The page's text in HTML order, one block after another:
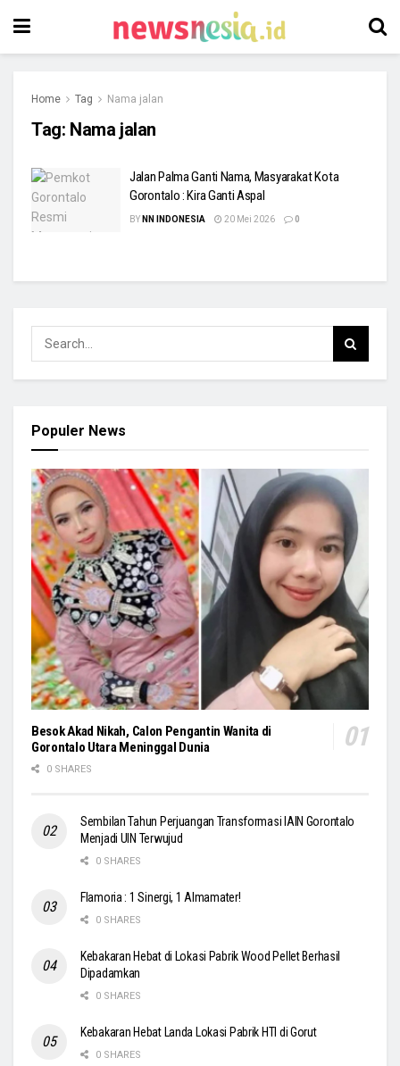
Home Tag Nama jalan
Tag: Nama jalan
Jalan Palma Ganti Nama, Masyarakat Kota
Gorontalo : Kira Ganti Aspal
BY NN INDONESIA 20 Mei 2026 0
Populer News
Besok Akad Nikah, Calon Pengantin Wanita di
Gorontalo Utara Meninggal Dunia
0 SHARES
Sembilan Tahun Perjuangan Transformasi IAIN Gorontalo
Menjadi UIN Terwujud
0 SHARES
Flamoria : 1 Sinergi, 1 Almamater!
0 SHARES
Kebakaran Hebat di Lokasi Pabrik Wood Pellet Berhasil
Dipadamkan
0 SHARES
Kebakaran Hebat Landa Lokasi Pabrik HTI di Gorut
0 SHARES